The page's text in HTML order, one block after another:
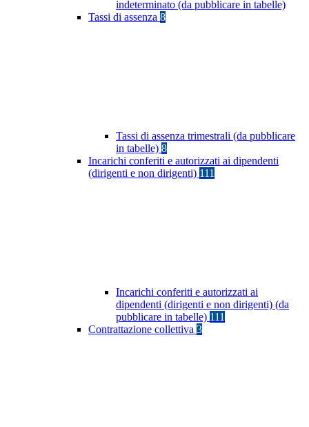
indeterminato (da pubblicare in tabelle)
Tassi di assenza 8
Tassi di assenza trimestrali (da pubblicare
in tabelle) 8
Incarichi conferiti e autorizzati ai dipendenti
(dirigenti e non dirigenti) 111
Incarichi conferiti e autorizzati ai
dipendenti (dirigenti e non dirigenti) (da
pubblicare in tabelle) 111
Contrattazione collettiva 3